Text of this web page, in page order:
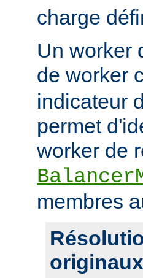
charge
Un worker
de worker
indicateur
permet
worker de
membres
originaux